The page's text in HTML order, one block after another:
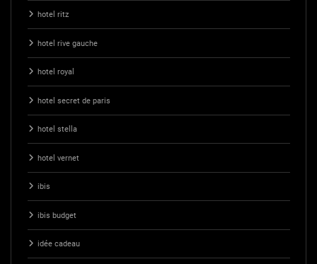
hotel ritz
hotel rive gauche
hotel royal
hotel secret de paris
hotel stella
hotel vernet
ibis
ibis budget
idée cadeau